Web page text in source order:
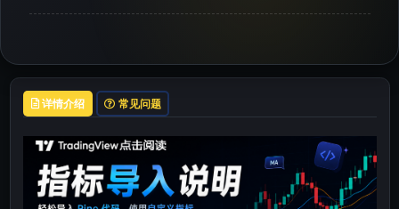
详情介绍 常见问题